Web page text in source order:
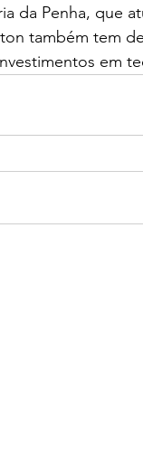
da Penha, que
também tem
em